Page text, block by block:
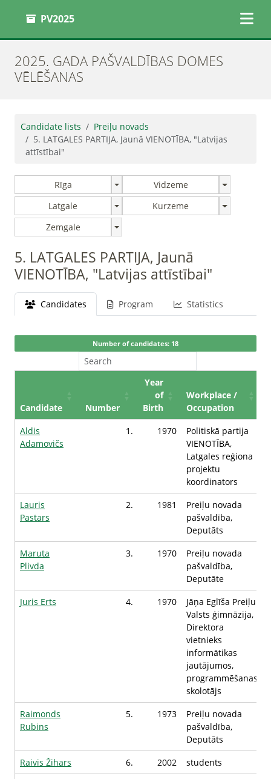
PV2025
2025. GADA PAŠVALDĪBAS DOMES
VĒLĒŠANAS
Candidate lists
Preiļu novads
5. LATGALES PARTIJA, Jaunā VIENOTĪBA, "Latvijas
attīstībai"
Rīga
Vidzeme
Latgale
Kurzeme
Zemgale
5. LATGALES PARTIJA, Jaunā
VIENOTĪBA, "Latvijas attīstībai"
Candidates Program Statistics
Number of candidates: 18
Candidate Number
Year
of
Birth
Workplace /
Occupation
Aldis
Adamovičs
1. 1970
Politiskā partija
VIENOTĪBA,
Latgales reģiona
projektu
koordinators
Lauris
Pastars
2. 1981
Preiļu novada
pašvaldība,
Deputāts
Maruta
Plivda
3. 1970
Preiļu novada
pašvaldība,
Deputāte
Juris Erts
4. 1970
Jāņa Eglīša Preiļu
Valsts ģimnāzija,
Direktora
vietnieks
informātikas
jautājumos,
programmēšanas
skolotājs
Raimonds
Rubins
5. 1973
Preiļu novada
pašvaldība,
Deputāts
Raivis Žihars
6. 2002
students